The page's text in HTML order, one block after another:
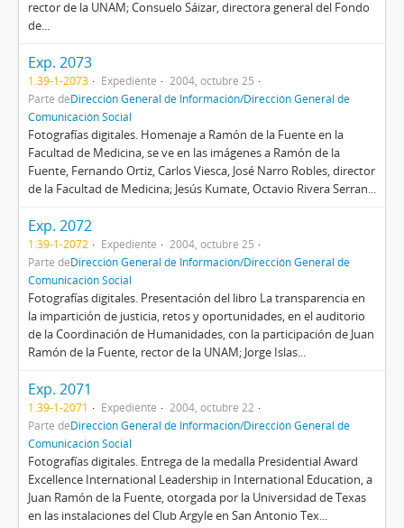
rector de la UNAM; Consuelo Sáizar, directora general del Fondo
de...
Exp. 2073
1.39-1-2073 Expediente
2004, octubre 25
Parte deDirección General de Información/Dirección General de
Comunicación Social
Fotografías digitales. Homenaje a Ramón de la Fuente en la
Facultad de Medicina, se ve en las imágenes a Ramón de la
Fuente, Fernando Ortiz, Carlos Viesca, José Narro Robles, director
de la Facultad de Medicina; Jesús Kumate, Octavio Rivera Serran...
Exp. 2072
1.39-1-2072 Expediente
2004, octubre 25
Parte deDirección General de Información/Dirección General de
Comunicación Social
Fotografías digitales. Presentación del libro La transparencia en
la impartición de justicia, retos y oportunidades, en el auditorio
de la Coordinación de Humanidades, con la participación de Juan
Ramón de la Fuente, rector de la UNAM; Jorge Islas...
Exp. 2071
1.39-1-2071 Expediente
2004, octubre 22
Parte deDirección General de Información/Dirección General de
Comunicación Social
Fotografías digitales. Entrega de la medalla Presidential Award
Excellence International Leadership in International Education, a
Juan Ramón de la Fuente, otorgada por la Universidad de Texas
en las instalaciones del Club Argyle en San Antonio Tex...